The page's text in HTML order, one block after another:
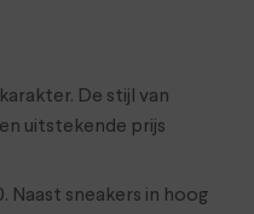
De stijl van
uitstekende prijs
sneakers in hoog